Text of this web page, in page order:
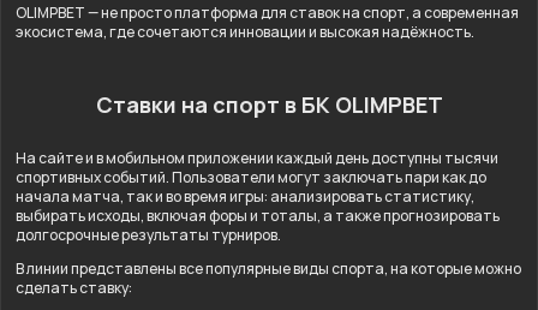
OLIMPBET — не просто платформа для ставок на спорт, а современная
экосистема, где сочетаются инновации и высокая надёжность.
Ставки на спорт в БК OLIMPBET
На сайте и в мобильном приложении каждый день доступны тысячи
спортивных событий. Пользователи могут заключать пари как до
начала матча, так и во время игры: анализировать статистику,
выбирать исходы, включая форы и тоталы, а также прогнозировать
долгосрочные результаты турниров.
В линии представлены все популярные виды спорта, на которые можно
сделать ставку: